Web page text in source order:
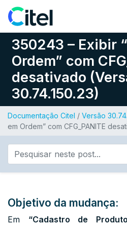
Pular para o conteúdo
350243 – Exibir
Ordem” com
desativado
30.74.150.23)
Documentação Citel / Versão
em Ordem” com CFG_PANITE
Objetivo da mudança:
Em “Cadastro de